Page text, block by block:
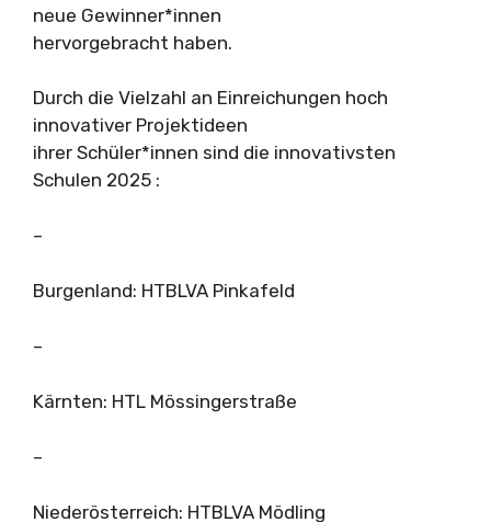
neue Gewinner*innen
hervorgebracht haben.
Durch die Vielzahl an Einreichungen hoch
innovativer Projektideen
ihrer Schüler*innen sind die innovativsten
Schulen 2025 :
–
Burgenland: HTBLVA Pinkafeld
–
Kärnten: HTL Mössingerstraße
–
Niederösterreich: HTBLVA Mödling